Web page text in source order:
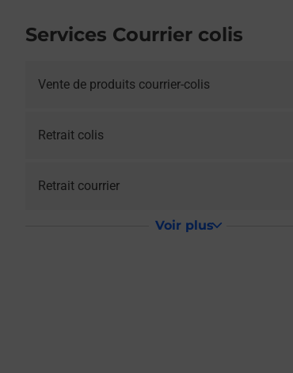
Services Courrier colis
Vente de produits courrier-colis
Retrait colis
Retrait courrier
Voir plus